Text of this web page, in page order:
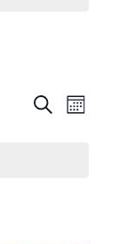
E
Cerca
E
Mese